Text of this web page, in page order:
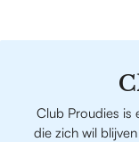
Club Proudies is
die zich wil